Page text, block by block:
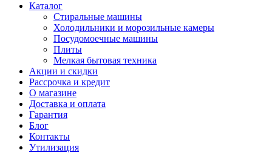
Каталог
Стиральные машины
Холодильники и морозильные камеры
Посудомоечные машины
Плиты
Мелкая бытовая техника
Акции и скидки
Рассрочка и кредит
О магазине
Доставка и оплата
Гарантия
Блог
Контакты
Утилизация